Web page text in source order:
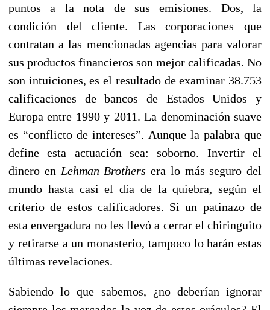
puntos a la nota de sus emisiones. Dos, la
condición del cliente. Las corporaciones que
contratan a las mencionadas agencias para valorar
sus productos financieros son mejor calificadas. No
son intuiciones, es el resultado de examinar 38.753
calificaciones de bancos de Estados Unidos y
Europa entre 1990 y 2011. La denominación suave
es “conflicto de intereses”. Aunque la palabra que
define esta actuación sea: soborno. Invertir el
dinero en Lehman Brothers era lo más seguro del
mundo hasta casi el día de la quiebra, según el
criterio de estos calificadores. Si un patinazo de
esta envergadura no les llevó a cerrar el chiringuito
y retirarse a un monasterio, tampoco lo harán estas
últimas revelaciones.
Sabiendo lo que sabemos, ¿no deberían ignorar